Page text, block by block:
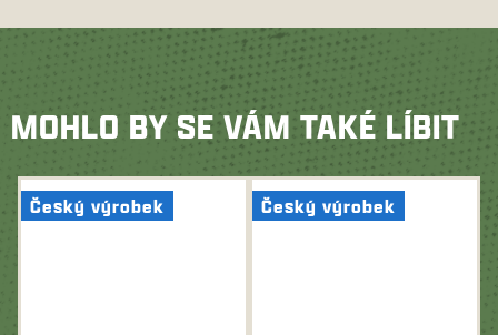
MOHLO BY SE VÁM TAKÉ LÍBIT
Český výrobek Český výrobek